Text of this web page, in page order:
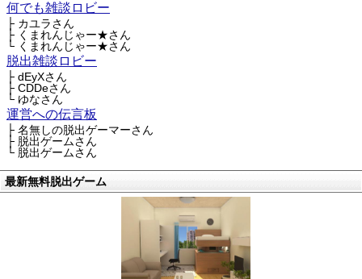
何でも雑談ロビー
├ カユラさん
├ くまれんじゃー★さん
└ くまれんじゃー★さん
脱出雑談ロビー
├ dEyXさん
├ CDDeさん
└ ゆなさん
運営への伝言板
├ 名無しの脱出ゲーマーさん
├ 脱出ゲームさん
└ 脱出ゲームさん
最新無料脱出ゲーム